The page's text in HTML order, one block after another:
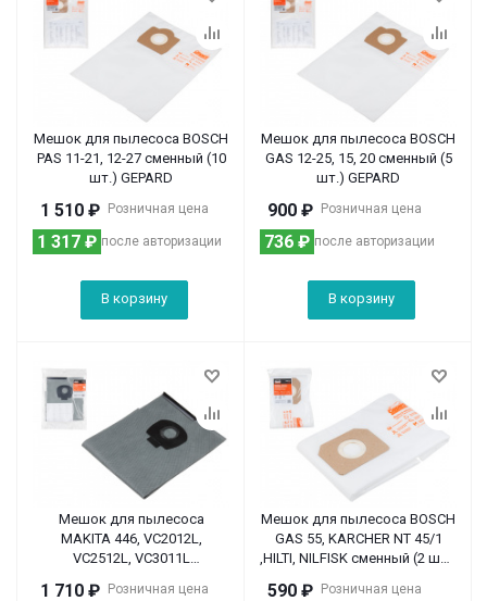
Мешок для пылесоса BOSCH
PAS 11-21, 12-27 сменный (10
шт.) GEPARD
Розничная цена
1 510 ₽
после авторизации
1 317 ₽
В корзину
Мешок для пылесоса BOSCH
GAS 12-25, 15, 20 сменный (5
шт.) GEPARD
Розничная цена
900 ₽
после авторизации
736 ₽
В корзину
Мешок для пылесоса
MAKITA 446, VC2012L,
VC2512L, VC3011L
GEPARD
Розничная цена
1 710 ₽
Мешок для пылесоса BOSCH
GAS 55, KARCHER NT 45/1
,HILTI, NILFISK сменный (2 шт.)
Розничная цена
590 ₽